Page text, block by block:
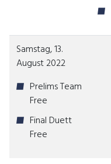
Samstag, 13.
August 2022
Prelims Team
Free
Final Duett
Free